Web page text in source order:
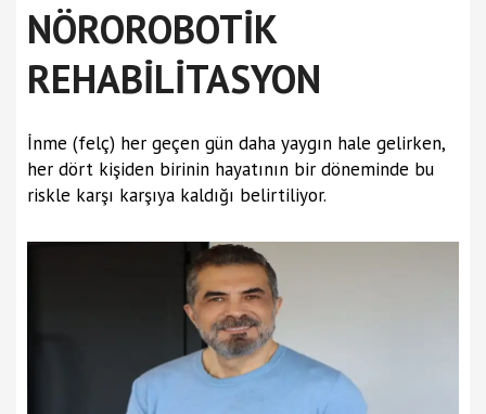
NÖROROBOTİK
REHABİLİTASYON
İnme (felç) her geçen gün daha yaygın hale gelirken,
her dört kişiden birinin hayatının bir döneminde bu
riskle karşı karşıya kaldığı belirtiliyor.